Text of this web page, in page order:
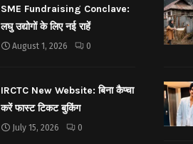
SME Fundraising Conclave:
लघु उद्योगों के लिए नई राहें
August 1, 2026 0
IRCTC New Website: बिना कैप्चा
करें फास्ट टिकट बुकिंग
July 15, 2026 0